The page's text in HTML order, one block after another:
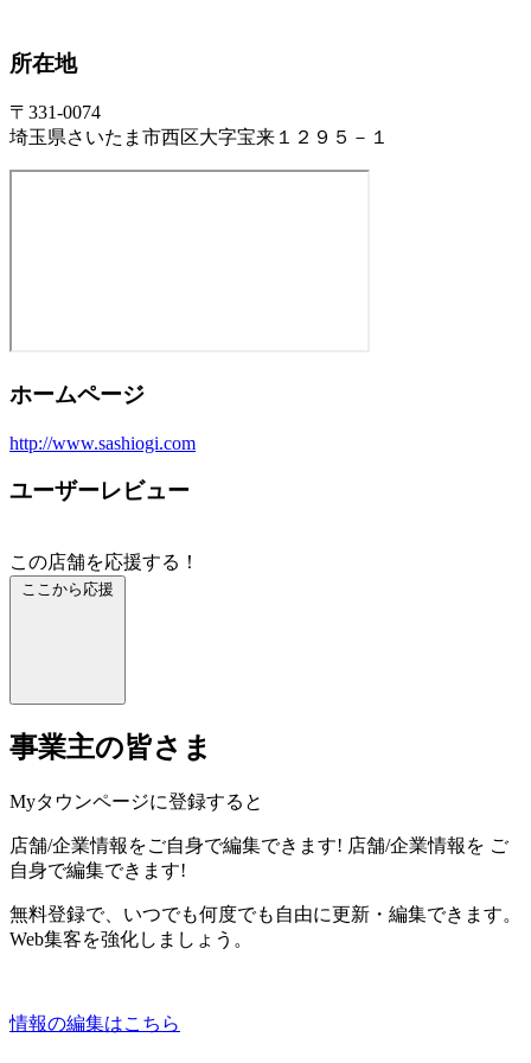
所在地
〒331-0074
埼玉県さいたま市西区大字宝来１２９５－１
ホームページ
http://www.sashiogi.com
ユーザーレビュー
この店舗を応援する！
ここから応援
事業主の皆さま
Myタウンページに登録すると
店舗/企業情報をご自身で編集できます! 店舗/企業情報を ご
自身で編集できます!
無料登録で、いつでも何度でも自由に更新・編集できます。
Web集客を強化しましょう。
情報の編集はこちら